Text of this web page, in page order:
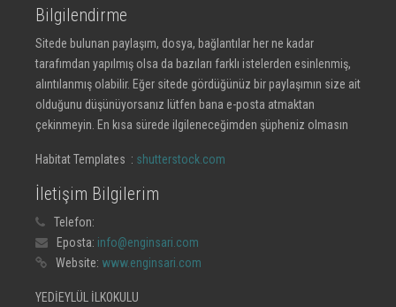
Bilgilendirme
Sitede bulunan paylaşım, dosya, bağlantılar her ne kadar
tarafımdan yapılmış olsa da bazıları farklı istelerden esinlenmiş,
alıntılanmış olabilir. Eğer sitede gördüğünüz bir paylaşımın size ait
olduğunu düşünüyorsanız lütfen bana e-posta atmaktan
çekinmeyin. En kısa sürede ilgileneceğimden şüpheniz olmasın
Habitat Templates : shutterstock.com
İletişim Bilgilerim
Telefon:
Eposta: info@enginsari.com
Website: www.enginsari.com
YEDİEYLÜL İLKOKULU